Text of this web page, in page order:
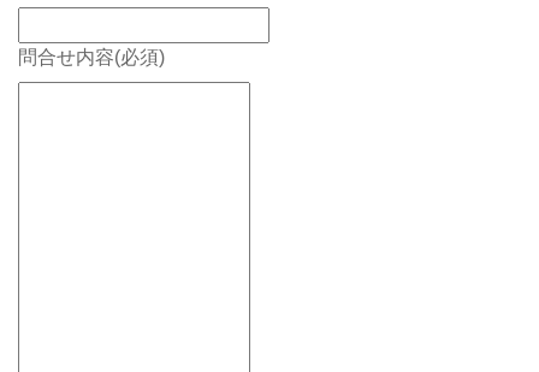
問合せ内容(必須)